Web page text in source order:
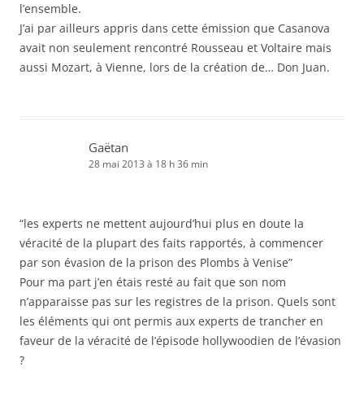
l’ensemble.
J’ai par ailleurs appris dans cette émission que Casanova
avait non seulement rencontré Rousseau et Voltaire mais
aussi Mozart, à Vienne, lors de la création de… Don Juan.
Gaëtan
28 mai 2013 à 18 h 36 min
“les experts ne mettent aujourd’hui plus en doute la
véracité de la plupart des faits rapportés, à commencer
par son évasion de la prison des Plombs à Venise”
Pour ma part j’en étais resté au fait que son nom
n’apparaisse pas sur les registres de la prison. Quels sont
les éléments qui ont permis aux experts de trancher en
faveur de la véracité de l’épisode hollywoodien de l’évasion
?